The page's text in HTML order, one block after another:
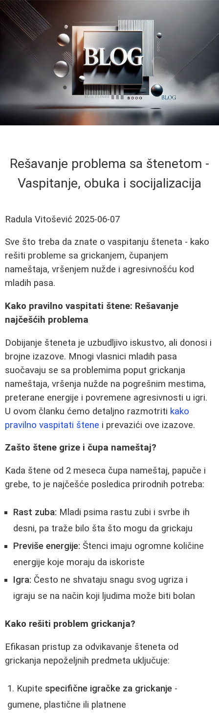
Rešavanje problema sa štenetom -
Vaspitanje, obuka i socijalizacija
Radula Vitošević 2025-06-07
Sve što treba da znate o vaspitanju šteneta - kako
rešiti probleme sa grickanjem, čupanjem
nameštaja, vršenjem nužde i agresivnošću kod
mladih pasa.
Kako pravilno vaspitati štene: Rešavanje
najčešćih problema
Dobijanje šteneta je uzbudljivo iskustvo, ali donosi i
brojne izazove. Mnogi vlasnici mladih pasa
suočavaju se sa problemima poput grickanja
nameštaja, vršenja nužde na pogrešnim mestima,
preterane energije i povremene agresivnosti u igri.
U ovom članku ćemo detaljno razmotriti kako
pravilno vaspitati štene i prevazići ove izazove.
Zašto štene grize i čupa nameštaj?
Kada štene od 2 meseca čupa nameštaj, papuče i
grebe, to je najčešće posledica prirodnih potreba:
Rast zuba: Mladi psima rastu zubi i svrbe ih
desni, pa traže bilo šta što mogu da grickaju
Previše energije: Štenci imaju ogromne količine
energije koje moraju da iskoriste
Igra: Često ne shvataju snagu svog ugriza i
igraju se na način koji ljudima može biti bolan
Kako rešiti problem grickanja?
Efikasan pristup za odvikavanje šteneta od
grickanja nepoželjnih predmeta uključuje:
Kupite specifične igračke za grickanje -
gumene, plastične ili platnene